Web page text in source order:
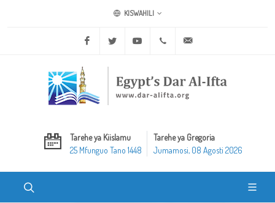
KISWAHILI
Facebook Twitter Youtube +20 2 25970400
Tarehe ya Kiislamu
25 Mfunguo Tano 1448
Tarehe ya Gregoria
Jumamosi, 08 Agosti 2026